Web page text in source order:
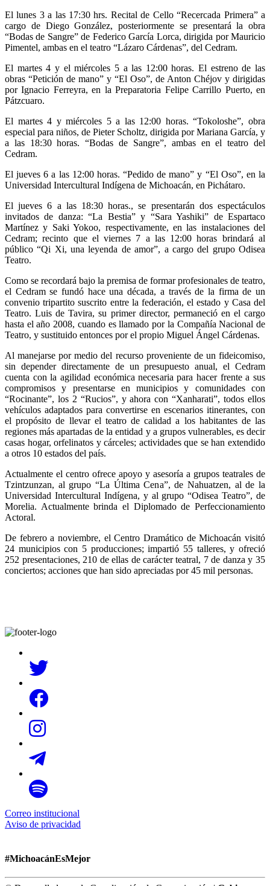
El lunes 3 a las 17:30 hrs. Recital de Cello “Recercada Primera” a
cargo de Diego González, posteriormente se presentará la obra
“Bodas de Sangre” de Federico García Lorca, dirigida por Mauricio
Pimentel, ambas en el teatro “Lázaro Cárdenas”, del Cedram.
El martes 4 y el miércoles 5 a las 12:00 horas. El estreno de las
obras “Petición de mano” y “El Oso”, de Anton Chéjov y dirigidas
por Ignacio Ferreyra, en la Preparatoria Felipe Carrillo Puerto, en
Pátzcuaro.
El martes 4 y miércoles 5 a las 12:00 horas. “Tokoloshe”, obra
especial para niños, de Pieter Scholtz, dirigida por Mariana García, y
a las 18:30 horas. “Bodas de Sangre”, ambas en el teatro del
Cedram.
El jueves 6 a las 12:00 horas. “Pedido de mano” y “El Oso”, en la
Universidad Intercultural Indígena de Michoacán, en Pichátaro.
El jueves 6 a las 18:30 horas., se presentarán dos espectáculos
invitados de danza: “La Bestia” y “Sara Yashiki” de Espartaco
Martínez y Saki Yokoo, respectivamente, en las instalaciones del
Cedram; recinto que el viernes 7 a las 12:00 horas brindará al
público “Qi Xi, una leyenda de amor”, a cargo del grupo Odisea
Teatro.
Como se recordará bajo la premisa de formar profesionales de teatro,
el Cedram se fundó hace una década, a través de la firma de un
convenio tripartito suscrito entre la federación, el estado y Casa del
Teatro. Luis de Tavira, su primer director, permaneció en el cargo
hasta el año 2008, cuando es llamado por la Compañía Nacional de
Teatro, y sustituido entonces por el propio Miguel Ángel Cárdenas.
Al manejarse por medio del recurso proveniente de un fideicomiso,
sin depender directamente de un presupuesto anual, el Cedram
cuenta con la agilidad económica necesaria para hacer frente a sus
compromisos y presentarse en municipios y comunidades con
“Rocinante”, los 2 “Rucios”, y ahora con “Xanharati”, todos ellos
vehículos adaptados para convertirse en escenarios itinerantes, con
el propósito de llevar el teatro de calidad a los habitantes de las
regiones más apartadas de la entidad y a grupos vulnerables, es decir
casas hogar, orfelinatos y cárceles; actividades que se han extendido
a otros 10 estados del país.
Actualmente el centro ofrece apoyo y asesoría a grupos teatrales de
Tzintzunzan, al grupo “La Última Cena”, de Nahuatzen, al de la
Universidad Intercultural Indígena, y al grupo “Odisea Teatro”, de
Morelia. Actualmente brinda el Diplomado de Perfeccionamiento
Actoral.
De febrero a noviembre, el Centro Dramático de Michoacán visitó
24 municipios con 5 producciones; impartió 55 talleres, y ofreció
252 presentaciones, 210 de ellas de carácter teatral, 7 de danza y 35
conciertos; acciones que han sido apreciadas por 45 mil personas.
Correo institucional
Aviso de privacidad
#MichoacánEsMejor